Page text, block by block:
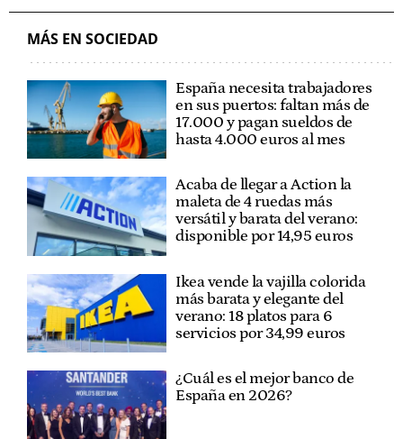
MÁS EN SOCIEDAD
España necesita trabajadores
en sus puertos: faltan más de
17.000 y pagan sueldos de
hasta 4.000 euros al mes
Acaba de llegar a Action la
maleta de 4 ruedas más
versátil y barata del verano:
disponible por 14,95 euros
Ikea vende la vajilla colorida
más barata y elegante del
verano: 18 platos para 6
servicios por 34,99 euros
¿Cuál es el mejor banco de
España en 2026?